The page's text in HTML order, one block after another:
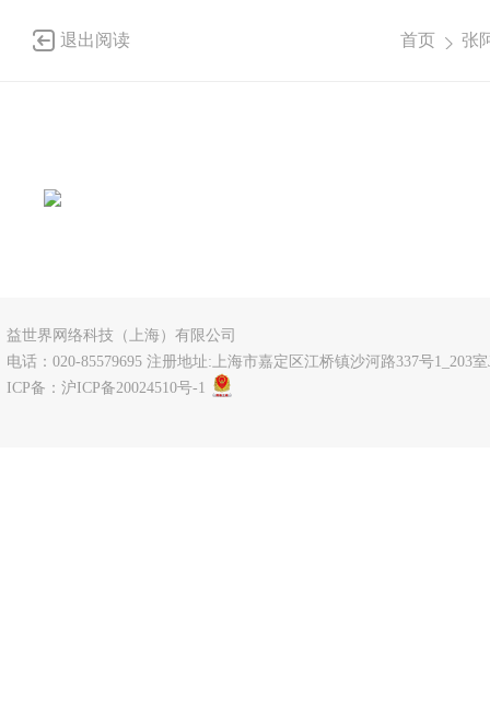
退出阅读 首页 张
益世界网络科技（上海）有限公司
电话：020-85579695 注册地址:上海市嘉定区江桥镇沙河路337号1_203室
ICP备： 沪ICP备20024510号-1